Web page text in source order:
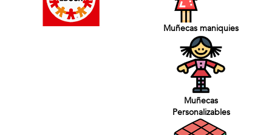
Muñecas maniquies
Muñecas
Personalizables